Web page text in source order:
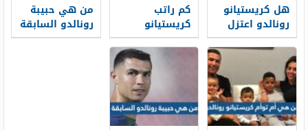
هل كريستيانو
رونالدو اعتزل
2024
كم راتب
كريستيانو
رونالدو بالريال
السعودي
من هي حبيبة
رونالدو السابقة
ويكيبيديا